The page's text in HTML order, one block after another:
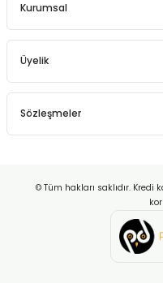
Kurumsal
Üyelik
Sözleşmeler
© Tüm hakları saklıdır.